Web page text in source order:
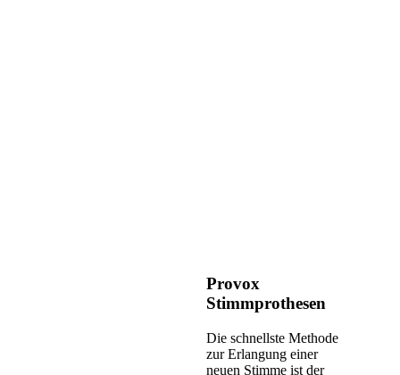
Provox
Stimmprothesen
Die schnellste Methode
zur Erlangung einer
neuen Stimme ist der